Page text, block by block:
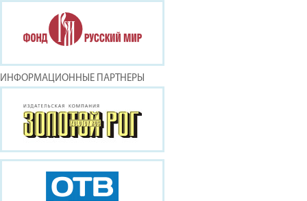
ИНФОРМАЦИОННЫЕ ПАРТНЕРЫ